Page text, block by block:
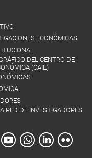
ECONÓMICAS
DEL CENTRO DE
(CAIE)
RED DE INVESTIGADORES